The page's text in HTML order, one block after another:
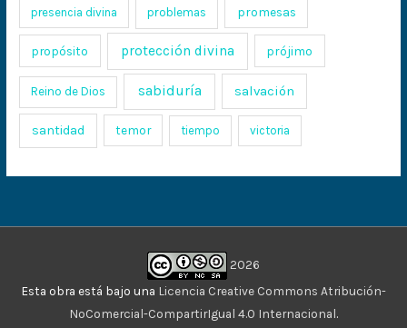
presencia divina problemas promesas
propósito protección divina prójimo
Reino de Dios sabiduría salvación
santidad temor tiempo victoria
2026
Esta obra está bajo una Licencia Creative Commons Atribución-
NoComercial-CompartirIgual 4.0 Internacional.